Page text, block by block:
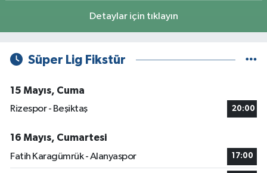
Detaylar için tıklayın
Süper Lig Fikstür
15 Mayıs, Cuma
Rizespor - Beşiktaş
20:00
16 Mayıs, Cumartesi
Fatih Karagümrük - Alanyaspor
17:00